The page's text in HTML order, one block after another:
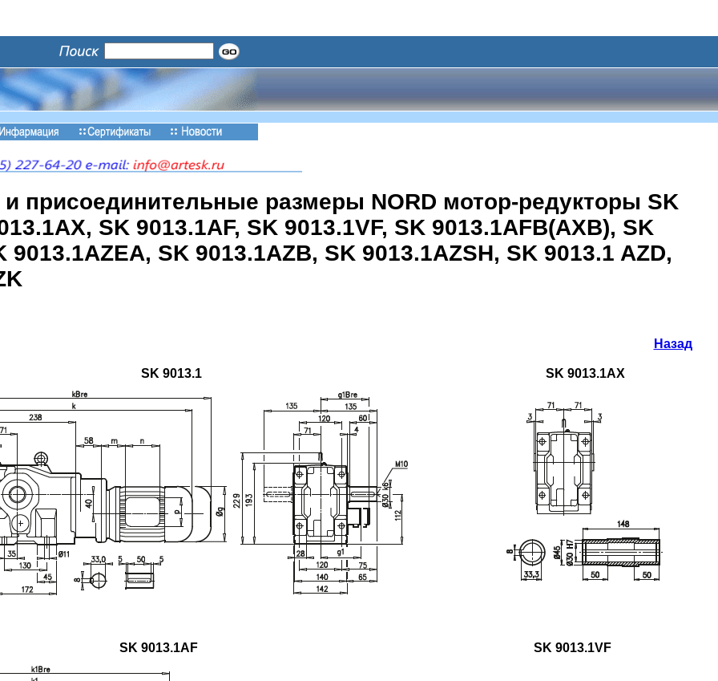
присоединительные размеры NORD мотор-редукторы SK
SK 9013.1AF, SK 9013.1VF, SK 9013.1AFB(AXB), SK
9013.1AZEA, SK 9013.1AZB, SK 9013.1AZSH, SK 9013.1 AZD,
Назад
SK 9013.1 SK 9013.1AX
SK 9013.1AF SK 9013.1VF